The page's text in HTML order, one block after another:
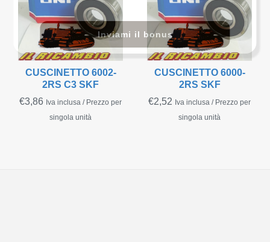
CUSCINETTO 6002-
2RS C3 SKF
€3,86 Iva inclusa / Prezzo per
singola unità
CUSCINETTO 6000-
2RS SKF
€2,52 Iva inclusa / Prezzo per
singola unità
Inviami il bonus